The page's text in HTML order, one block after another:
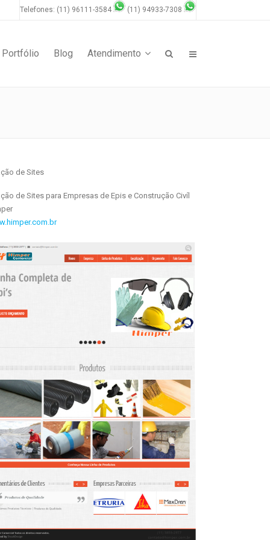
Telefones: (11) 96111-3584 (11) 94933-7308
Portfólio Blog Atendimento
de Sites
de Sites para Empresas de Epis e Construção Civíl